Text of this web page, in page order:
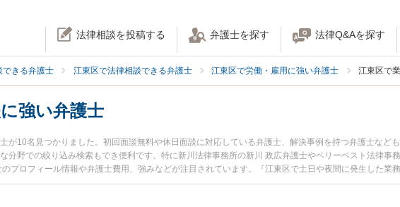
法律相談を投稿する 弁護士を探す 法律Q&Aを探す
できる弁護士 江東区で法律相談できる弁護士 江東区で労働・雇用に強い弁護士 江東区で
強い弁護士
が10名見つかりました。初回面談無料や休日面談に対応している弁護士、解決事例を持つ弁護士など
分野での絞り込み検索もでき便利です。特に新川法律事務所の新川 政広弁護士やベリーベスト法律事
プロフィール情報や弁護士費用、強みなどが注目されています。『江東区で土日や夜間に発生した業
ル解決の実績豊富な近くの弁護士を検索したい』『初回相談無料で業務上過失を法律相談できる江東